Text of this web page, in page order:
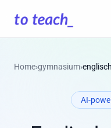
Home›gymnasium›englisch
AI-